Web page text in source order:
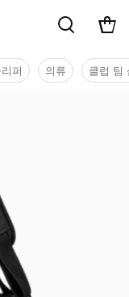
퍼 의류 클럽 팀